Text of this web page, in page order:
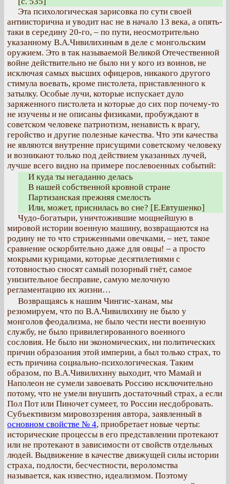
Эта психологическая зарисовка по сути своей
антиисторична и уводит нас не в начало 13 века, а опять-
таки в середину 20-го, – по пути, неосмотрительно
указанному В.А.Чивилихиным в деле с монгольским
оружием. Это в так называемой Великой Отечественной
войне действительно не было ни у кого из воинов, не
исключая самых высших офицеров, никакого другого
стимула воевать, кроме пистолета, приставленного к
затылку. Особые лучи, которые испускает дуло
заряженного пистолета и которые до сих пор почему-то
не изучены и не описаны физиками, пробуждают в
советском человеке патриотизм, ненависть к врагу,
геройство и другие полезные качества. Что эти качества
не являются внутренне присущими советскому человеку
и возникают только под действием указанных лучей,
лучше всего видно на примере послевоенных событий:
И куда ты негаданно делась
В нашей собственной кровной стране
Партизанская прежняя смелость
Или, может, приснилась во сне? [Е.Евтушенко]
Чудо-богатыри, уничтожившие мощнейшую в
мировой истории военную машину, возвращаются на
родину не то что стриженными овечками, – нет, такое
сравнение оскорбительно даже для овцы! – а просто
мокрыми курицами, которые десятилетиями с
готовностью сносят самый позорный гнёт, самое
унизительное бесправие, самую мелочную
регламентацию их жизни…
Возвращаясь к нашим Чингис-ханам, мы
резюмируем, что по В.А.Чивилихину не было у
монголов феодализма, не было чести нести военную
службу, не было привилегированного военного
сословия. Не было ни экономических, ни политических
причин образоания этой империи, а был только страх, то
есть причина социально-психологическая. Таким
образом, по В.А.Чивилихину выходит, что Мамай и
Наполеон не сумели завоевать Россию исключительно
потому, что не умели внушить достаточный страх, а если
Пол Пот или Пиночет сумеет, то России несдобровать.
Субъективизм мировоззрения автора, заявленный в
основном свойстве № 4, приобретает новые черты:
исторические процессы в его представлении протекают
или не протекают в зависимости от свойств отдельных
людей. Выдвижение в качестве движущей силы истории
страха, подлости, бесчестности, вероломства
называется, как известно, идеализмом. Поэтому